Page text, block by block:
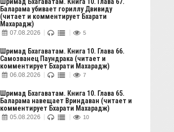
Баларама убивает гориллу Двивиду
(читает и комментирует Бхарати
Махарадж)
07.08.2026 5
Шримад Бхагаватам. Книга 10. Глава 66.
Самозванец Паундрака (читает и
комментирует Бхарати Махарадж)
06.08.2026 7
Шримад Бхагаватам. Книга 10. Глава 65.
Баларама навещает Вриндаван (читает и
комментирует Бхарати Махарадж)
05.08.2026 10